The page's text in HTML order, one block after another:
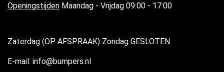
Openingstijden Maandag - Vrijdag 09:00 - 17:00
Zaterdag (OP AFSPRAAK) Zondag GESLOTEN
E-mail: info@bumpers.nl